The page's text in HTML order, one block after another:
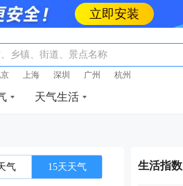
立即安装
乡镇、街道、景点名称
上海 深圳 广州 杭州
天气生活
气 15天天气 生活指数